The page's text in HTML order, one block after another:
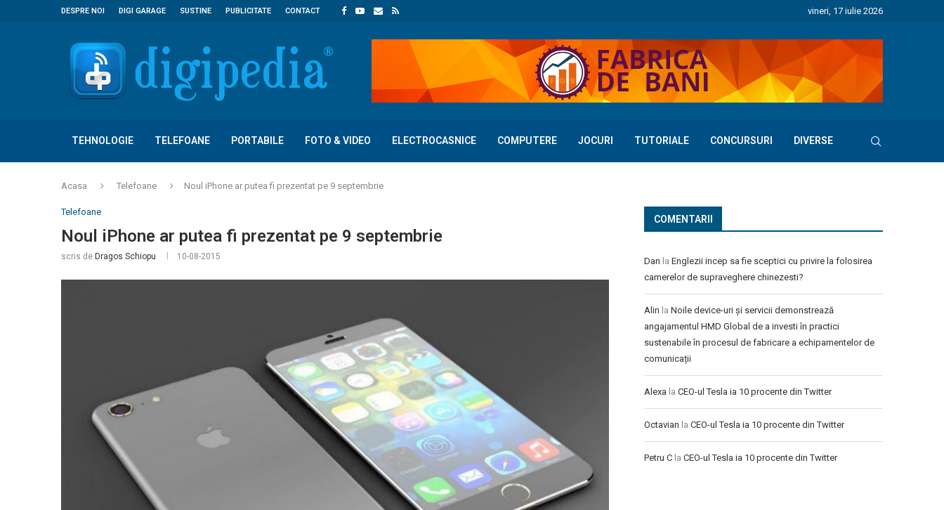
DESPRE NOI DIGI GARAGE SUSTINE PUBLICITATE CONTACT vineri, 17 iulie 2026
TEHNOLOGIE TELEFOANE PORTABILE FOTO & VIDEO ELECTROCASNICE COMPUTERE JOCURI TUTORIALE CONCURSURI DIVERSE
Acasa Telefoane Noul iPhone ar putea fi prezentat pe 9 septembrie
Telefoane
Noul iPhone ar putea fi prezentat pe 9 septembrie
scris de Dragos Schiopu 10-08-2015
COMENTARII
Dan la Englezii incep sa fie sceptici cu privire la folosirea
camerelor de supraveghere chinezesti?
Alin la Noile device-uri și servicii demonstrează
angajamentul HMD Global de a investi în practici
sustenabile în procesul de fabricare a echipamentelor de
comunicații
Alexa la CEO-ul Tesla ia 10 procente din Twitter
Octavian la CEO-ul Tesla ia 10 procente din Twitter
Petru C la CEO-ul Tesla ia 10 procente din Twitter